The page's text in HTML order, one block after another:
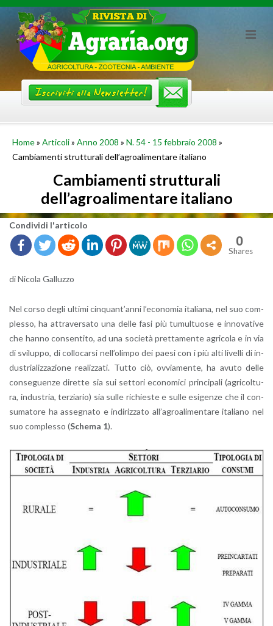
Skip
content
Home» Articoli» Anno 2008 » N. 54 - 15 febbraio 2008 »
Cambiamenti strutturali dell’agroalimentare italiano
Cambiamenti strutturali
dell’agroalimentare italiano
Con­di­vi­di l'ar­ti­co­lo
0
Shares
di Ni­co­la Gal­luz­zo
Nel corso degli ul­ti­mi cin­quan­t’an­ni l’e­co­no­mia ita­lia­na, nel suo com­
ples­so, ha at­tra­ver­sa­to una delle fasi più tu­mul­tuo­se e in­no­va­ti­ve
che hanno con­sen­ti­to, ad una so­cie­tà pret­ta­men­te agri­co­la e in via
di svi­lup­po, di col­lo­car­si nel­l’o­lim­po dei paesi con i più alti li­vel­li di in­
du­stria­liz­za­zio­ne rea­liz­za­ti. Tutto ciò, ov­via­men­te, ha avuto delle
con­se­guen­ze di­ret­te sia sui set­to­ri eco­no­mi­ci prin­ci­pa­li (agri­col­tu­
ra, in­du­stria, ter­zia­rio) sia sulle ri­chie­ste e sulle esi­gen­ze che il con­
su­ma­to­re ha as­se­gna­to e in­di­riz­za­to al­l’a­groa­li­men­ta­re ita­lia­no nel
suo com­ples­so (Sche­ma 1).